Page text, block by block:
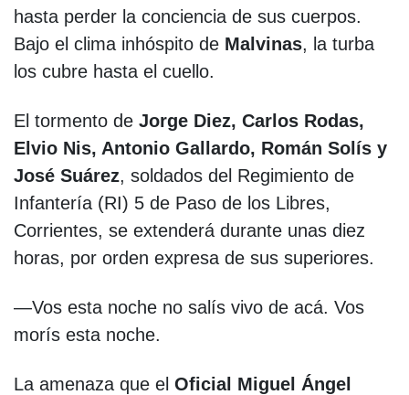
hasta perder la conciencia de sus cuerpos.
Bajo el clima inhóspito de Malvinas, la turba
los cubre hasta el cuello.
El tormento de Jorge Diez, Carlos Rodas,
Elvio Nis, Antonio Gallardo, Román Solís y
José Suárez, soldados del Regimiento de
Infantería (RI) 5 de Paso de los Libres,
Corrientes, se extenderá durante unas diez
horas, por orden expresa de sus superiores.
—Vos esta noche no salís vivo de acá. Vos
morís esta noche.
La amenaza que el Oficial Miguel Ángel